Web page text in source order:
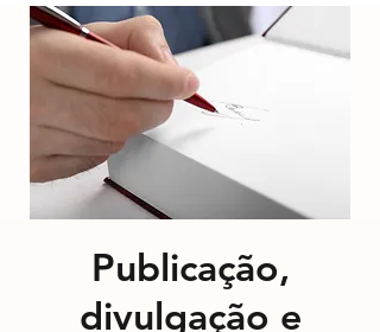
Publicação,
divulgação e